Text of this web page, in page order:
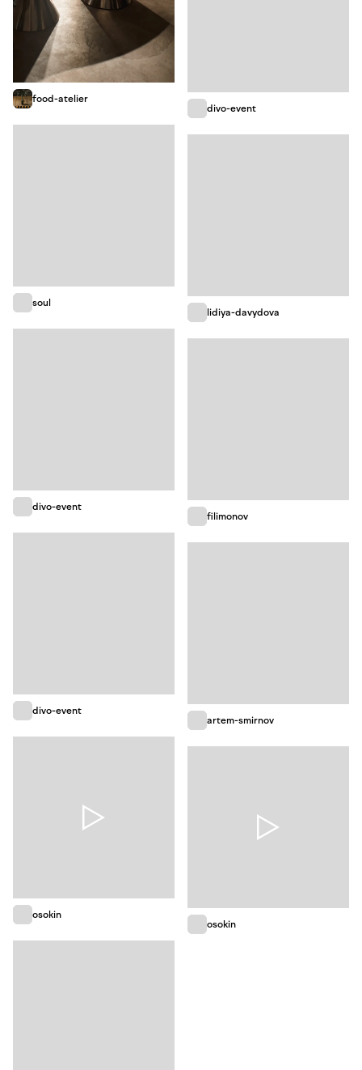
food-atelier
soul
divo-event
divo-event
osokin
divo-event
lidiya-davydova
filimonov
artem-smirnov
osokin